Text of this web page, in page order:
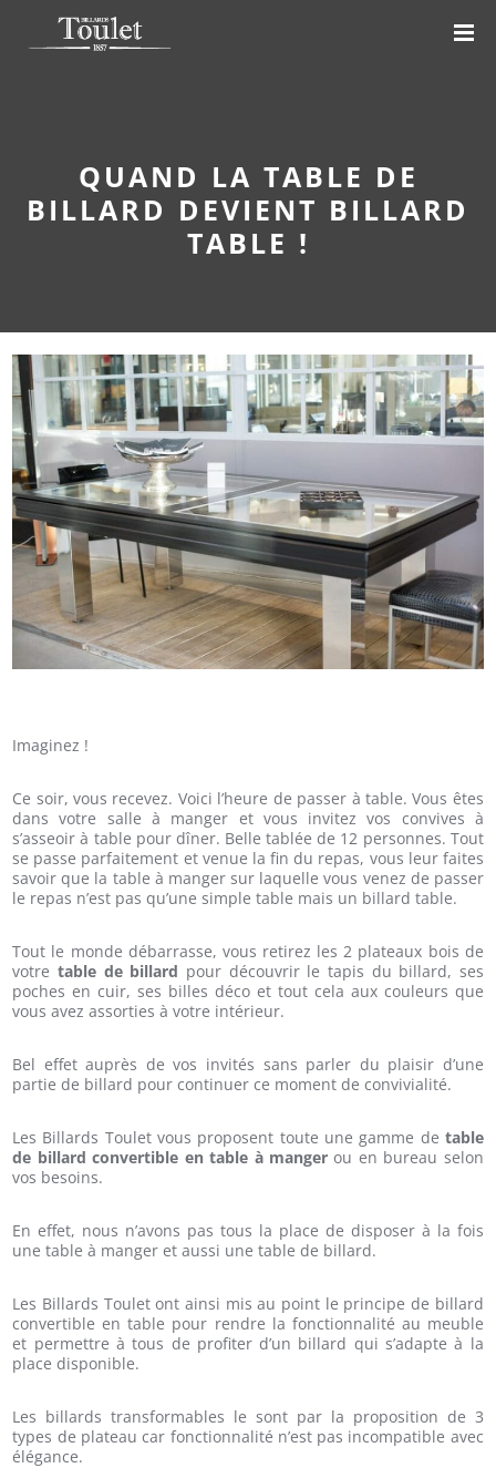
QUAND LA TABLE DE
BILLARD DEVIENT BILLARD
TABLE !
Imaginez !
Ce soir, vous recevez. Voici l’heure de passer à table. Vous êtes
dans votre salle à manger et vous invitez vos convives à
s’asseoir à table pour dîner. Belle tablée de 12 personnes. Tout
se passe parfaitement et venue la fin du repas, vous leur faites
savoir que la table à manger sur laquelle vous venez de passer
le repas n’est pas qu’une simple table mais un billard table.
Tout le monde débarrasse, vous retirez les 2 plateaux bois de
votre table de billard pour découvrir le tapis du billard, ses
poches en cuir, ses billes déco et tout cela aux couleurs que
vous avez assorties à votre intérieur.
Bel effet auprès de vos invités sans parler du plaisir d’une
partie de billard pour continuer ce moment de convivialité.
Les Billards Toulet vous proposent toute une gamme de table
de billard convertible en table à mangerou en bureau selon
vos besoins.
En effet, nous n’avons pas tous la place de disposer à la fois
une table à manger et aussi une table de billard.
Les Billards Toulet ont ainsi mis au point le principe de billard
convertible en table pour rendre la fonctionnalité au meuble
et permettre à tous de profiter d’un billard qui s’adapte à la
place disponible.
Les billards transformables le sont par la proposition de 3
types de plateau car fonctionnalité n’est pas incompatible avec
élégance.